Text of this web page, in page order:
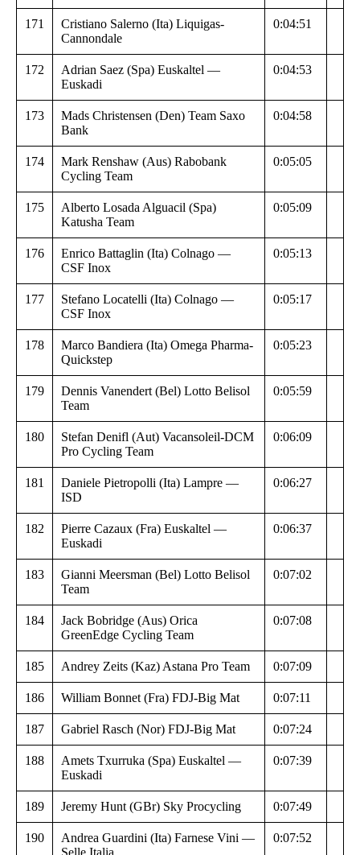
171
Cristiano Salerno (Ita) Liquigas-
Cannondale
0:04:51
172
Adrian Saez (Spa) Euskaltel —
Euskadi
0:04:53
173
Mads Christensen (Den) Team Saxo
Bank
0:04:58
174
Mark Renshaw (Aus) Rabobank
Cycling Team
0:05:05
175
Alberto Losada Alguacil (Spa)
Katusha Team
0:05:09
176
Enrico Battaglin (Ita) Colnago —
CSF Inox
0:05:13
177
Stefano Locatelli (Ita) Colnago —
CSF Inox
0:05:17
178
Marco Bandiera (Ita) Omega Pharma-
Quickstep
0:05:23
179
Dennis Vanendert (Bel) Lotto Belisol
Team
0:05:59
180
Stefan Denifl (Aut) Vacansoleil-DCM
Pro Cycling Team
0:06:09
181
Daniele Pietropolli (Ita) Lampre —
ISD
0:06:27
182
Pierre Cazaux (Fra) Euskaltel —
Euskadi
0:06:37
183
Gianni Meersman (Bel) Lotto Belisol
Team
0:07:02
184
Jack Bobridge (Aus) Orica
GreenEdge Cycling Team
0:07:08
185 Andrey Zeits (Kaz) Astana Pro Team 0:07:09
186 William Bonnet (Fra) FDJ-Big Mat 0:07:11
187 Gabriel Rasch (Nor) FDJ-Big Mat 0:07:24
188
Amets Txurruka (Spa) Euskaltel —
Euskadi
0:07:39
189 Jeremy Hunt (GBr) Sky Procycling 0:07:49
190
Andrea Guardini (Ita) Farnese Vini —
Selle Italia
0:07:52